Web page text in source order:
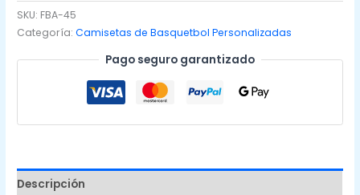
Basquet
Azul
SKU: FBA-45
Categoría:Camisetas de Basquetbol Personalizadas
Pago seguro garantizado
Descripción